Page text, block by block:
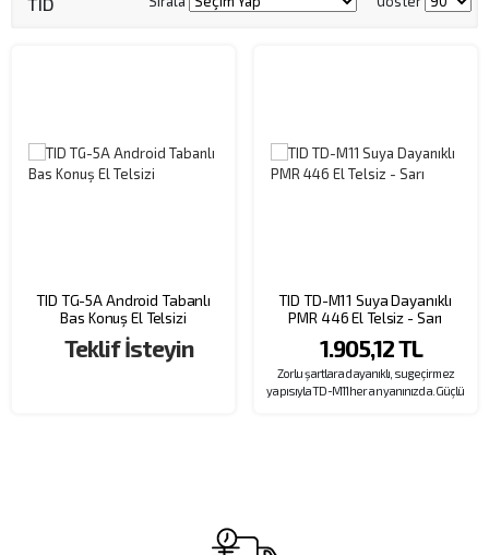
TID TG-5A Android Tabanlı
Bas Konuş El Telsizi
Teklif İsteyin
TID TD-M11 Suya Dayanıklı
PMR 446 El Telsiz - Sarı
1.905,12 TL
Zorlu şartlara dayanıklı, su geçirmez
yapısıyla TD-M11 her an yanınızda. Güçlü